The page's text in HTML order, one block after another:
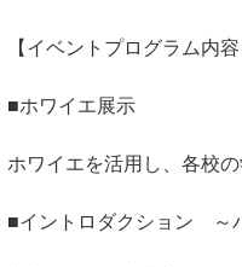
【イベントプログラム内容
■ホワイエ展示
ホワイエを活用し、各校
■イントロダクション ～